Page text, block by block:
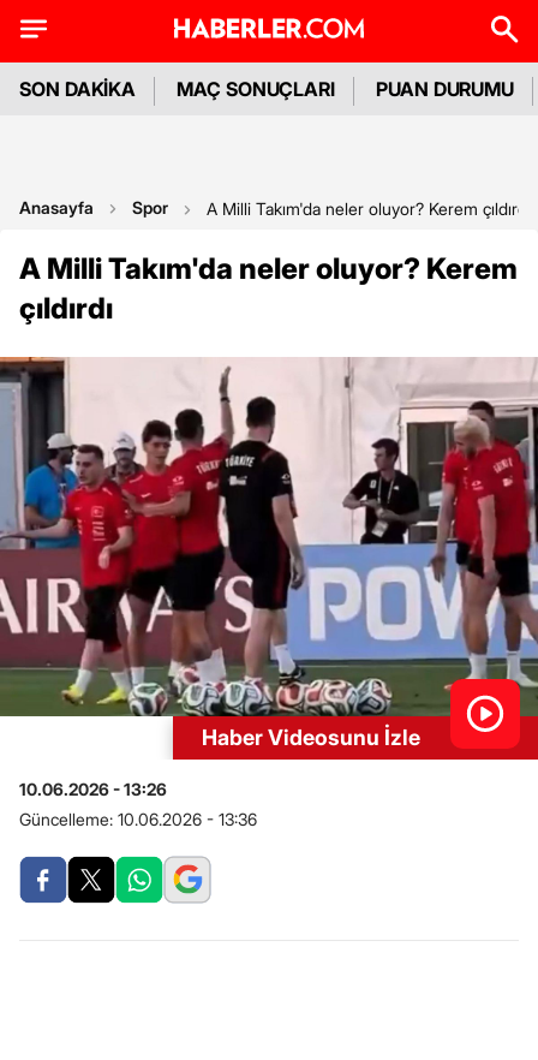
SON DAKİKA MAÇ SONUÇLARI PUAN DURUMU
Anasayfa Spor A Milli Takım'da neler oluyor? Kerem çıldırdı
A Milli Takım'da neler oluyor? Kerem
çıldırdı
Haber Videosunu İzle
10.06.2026 - 13:26
Güncelleme: 10.06.2026 - 13:36